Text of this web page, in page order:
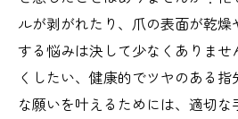
ルが剥がれたり、爪の表面が乾燥
する悩みは決して少なくありませ
くしたい、健康的でツヤのある
な願いを叶えるためには、適切